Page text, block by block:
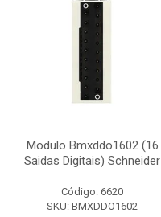
Modulo Bmxddo1602 (16
Saidas Digitais) Schneider
Código: 6620
SKU: BMXDDO1602